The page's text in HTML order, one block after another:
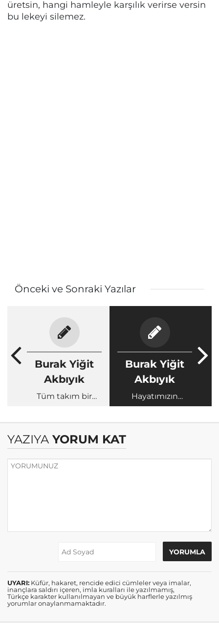
üretsin, hangi hamleyle karşılık verirse versin
bu lekeyi silemez.
Önceki ve Sonraki Yazılar
Burak Yiğit
Akbıyık
Tüm takım bir
Burak Yiğit
Akbıyık
Hayatımızın
kaynağı tükeniyor
YAZIYA YORUM KAT
UYARI: Küfür, hakaret, rencide edici cümleler veya imalar,
inançlara saldırı içeren, imla kuralları ile yazılmamış,
Türkçe karakter kullanılmayan ve büyük harflerle yazılmış
yorumlar onaylanmamaktadır.